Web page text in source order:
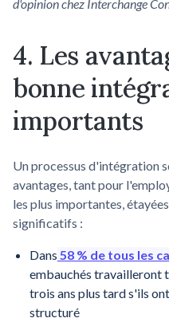
d'opinion chez Interchange
4. Les
bonne
importants
Un processus d'intégration
avantages, tant pour
les plus importantes,
significatifs :
Dans 58 % de tous les
embauchés travailleront
trois ans plus tard s'ils
structuré